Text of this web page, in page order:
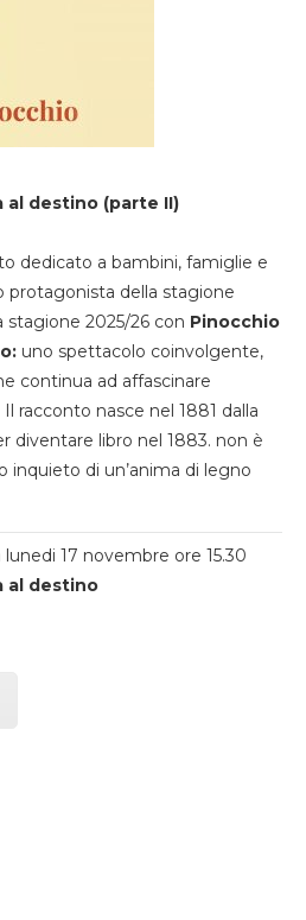
al destino (parte II)
dedicato a bambini, famiglie e
protagonista della stagione
stagione 2025/26 con Pinocchio
uno spettacolo coinvolgente,
continua ad affascinare
racconto nasce nel 1881 dalla
diventare libro nel 1883. non è
inquieto di un’anima di legno
17 novembre ore 15.30
al destino